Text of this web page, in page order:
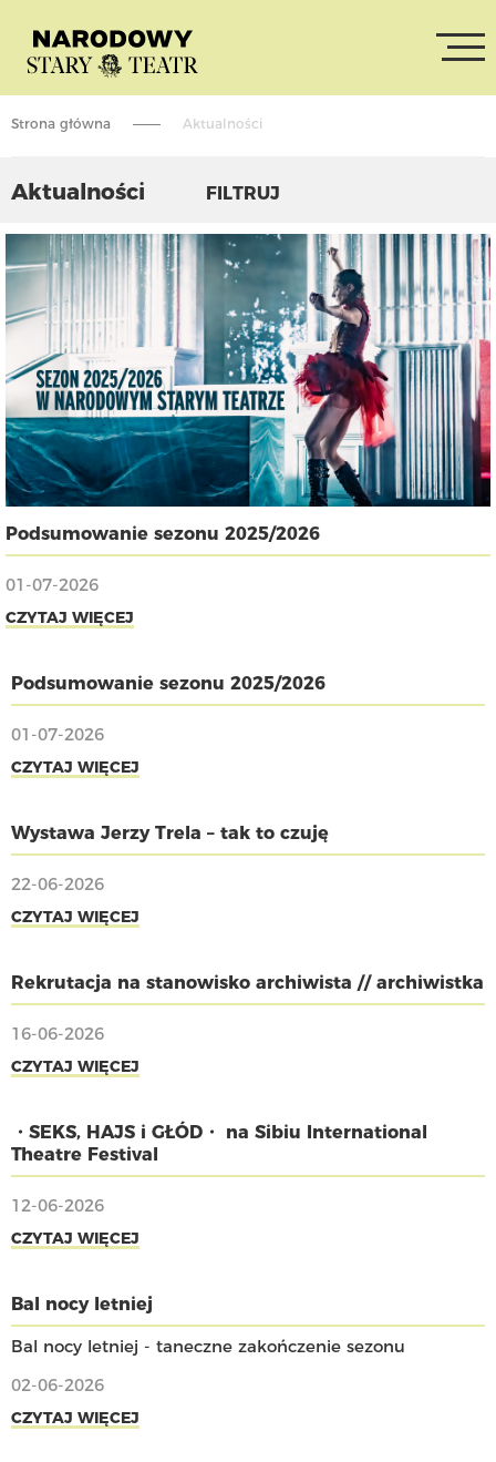
Strona główna Aktualności
Aktualności FILTRUJ
Podsumowanie sezonu 2025/2026
01-07-2026
CZYTAJ WIĘCEJ
Podsumowanie sezonu 2025/2026
01-07-2026
CZYTAJ WIĘCEJ
Wystawa Jerzy Trela – tak to czuję
22-06-2026
CZYTAJ WIĘCEJ
Rekrutacja na stanowisko archiwista // archiwistka
16-06-2026
CZYTAJ WIĘCEJ
・SEKS, HAJS i GŁÓD・ na Sibiu International
Theatre Festival
12-06-2026
CZYTAJ WIĘCEJ
Bal nocy letniej
Bal nocy letniej - taneczne zakończenie sezonu
02-06-2026
CZYTAJ WIĘCEJ